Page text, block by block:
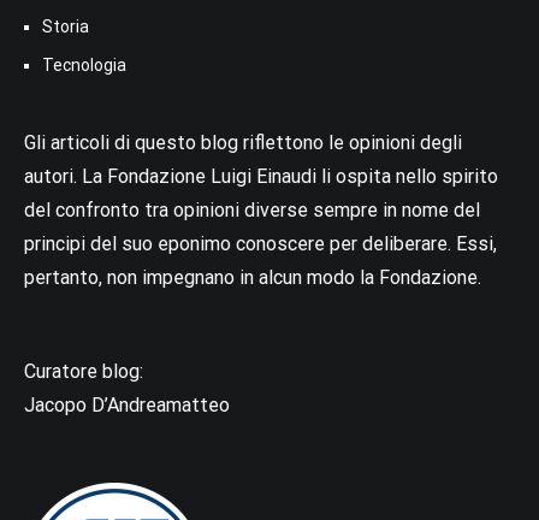
Storia
Tecnologia
Gli articoli di questo blog riflettono le opinioni degli
autori. La Fondazione Luigi Einaudi li ospita nello spirito
del confronto tra opinioni diverse sempre in nome del
principi del suo eponimo conoscere per deliberare. Essi,
pertanto, non impegnano in alcun modo la Fondazione.
Curatore blog:
Jacopo D’Andreamatteo